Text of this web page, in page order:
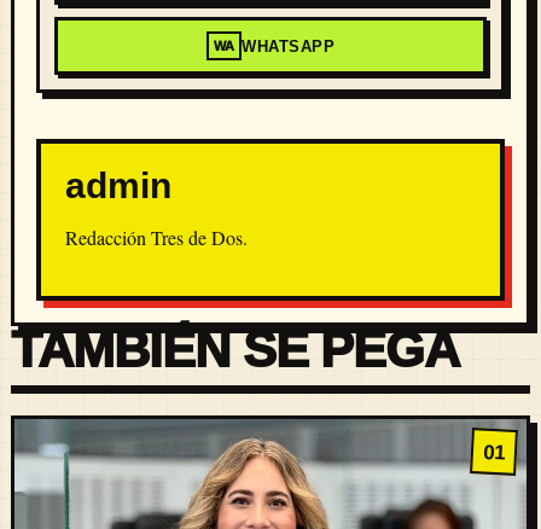
WA WHATSAPP
admin
Redacción Tres de Dos.
TAMBIÉN SE PEGA
01